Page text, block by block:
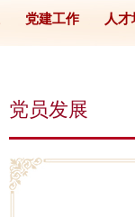
党建工作 人
党员发展